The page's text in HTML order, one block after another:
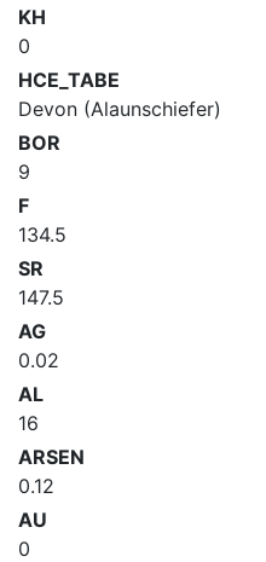
KH
0
HCE_TABE
Devon (Alaunschiefer)
BOR
9
F
134.5
SR
147.5
AG
0.02
AL
16
ARSEN
0.12
AU
0